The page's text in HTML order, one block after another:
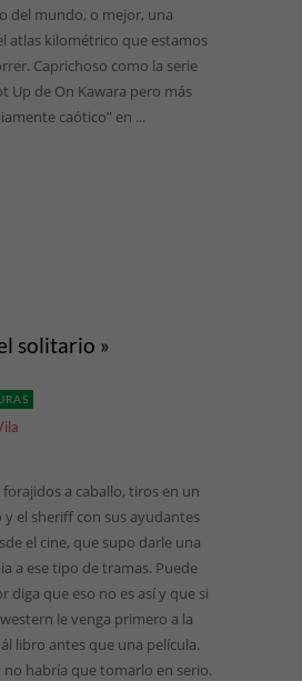
del mundo, o mejor, una
atlas kilométrico que estamos
Caprichoso como la serie
Up de On Kawara pero más
caótico” en ...
solitario »
a caballo, tiros en un
el sheriff con sus ayudantes
el cine, que supo darle una
a ese tipo de tramas. Puede
diga que eso no es así y que si
le venga primero a la
libro antes que una película.
no habría que tomarlo en serio.